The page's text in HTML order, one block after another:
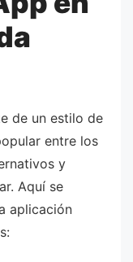
de un estilo de
entre los
y
Aquí se
aplicación